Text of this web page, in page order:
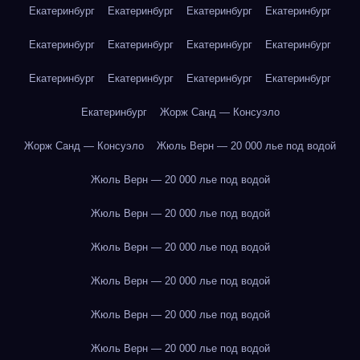
Екатеринбург Екатеринбург Екатеринбург Екатеринбург
Екатеринбург Екатеринбург Екатеринбург Екатеринбург
Екатеринбург Екатеринбург Екатеринбург Екатеринбург
Екатеринбург Жорж Санд — Консуэло
Жорж Санд — Консуэло Жюль Верн — 20 000 лье под водой
Жюль Верн — 20 000 лье под водой
Жюль Верн — 20 000 лье под водой
Жюль Верн — 20 000 лье под водой
Жюль Верн — 20 000 лье под водой
Жюль Верн — 20 000 лье под водой
Жюль Верн — 20 000 лье под водой